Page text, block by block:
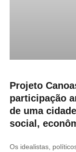
Projeto
participação
de uma
social,
Os idealistas,